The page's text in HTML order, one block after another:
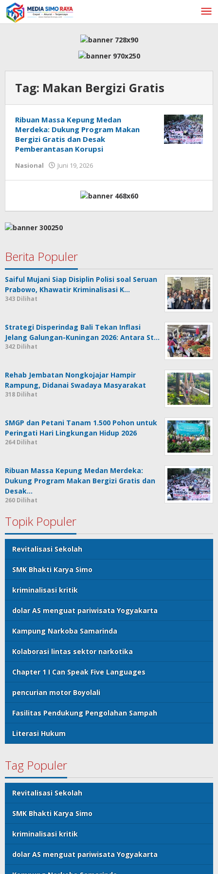
Lewati
ke
konten
Tag: Makan Bergizi Gratis
Ribuan Massa Kepung Medan
Merdeka: Dukung Program Makan
Bergizi Gratis dan Desak
Pemberantasan Korupsi
Nasional Juni 19, 2026
Berita Populer
Saiful Mujani Siap Disiplin Polisi soal Seruan
Prabowo, Khawatir Kriminalisasi K…
343 Dilihat
Strategi Disperindag Bali Tekan Inflasi
Jelang Galungan-Kuningan 2026: Antara St…
342 Dilihat
Rehab Jembatan Nongkojajar Hampir
Rampung, Didanai Swadaya Masyarakat
318 Dilihat
SMGP dan Petani Tanam 1.500 Pohon untuk
Peringati Hari Lingkungan Hidup 2026
264 Dilihat
Ribuan Massa Kepung Medan Merdeka:
Dukung Program Makan Bergizi Gratis dan
Desak…
260 Dilihat
Topik Populer
Revitalisasi Sekolah
SMK Bhakti Karya Simo
kriminalisasi kritik
dolar AS menguat pariwisata Yogyakarta
Kampung Narkoba Samarinda
Kolaborasi lintas sektor narkotika
Chapter 1 I Can Speak Five Languages
pencurian motor Boyolali
Fasilitas Pendukung Pengolahan Sampah
Literasi Hukum
Tag Populer
Revitalisasi Sekolah
SMK Bhakti Karya Simo
kriminalisasi kritik
dolar AS menguat pariwisata Yogyakarta